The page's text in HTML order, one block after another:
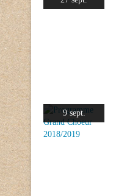
9 sept.